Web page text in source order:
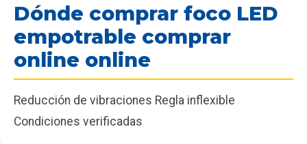
Dónde comprar foco LED
empotrable comprar
online online
Reducción de vibraciones Regla inflexible
Condiciones verificadas